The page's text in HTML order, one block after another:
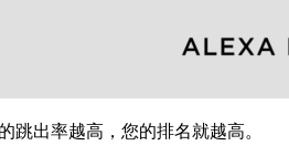
跳出率越高，您的排名就越高。